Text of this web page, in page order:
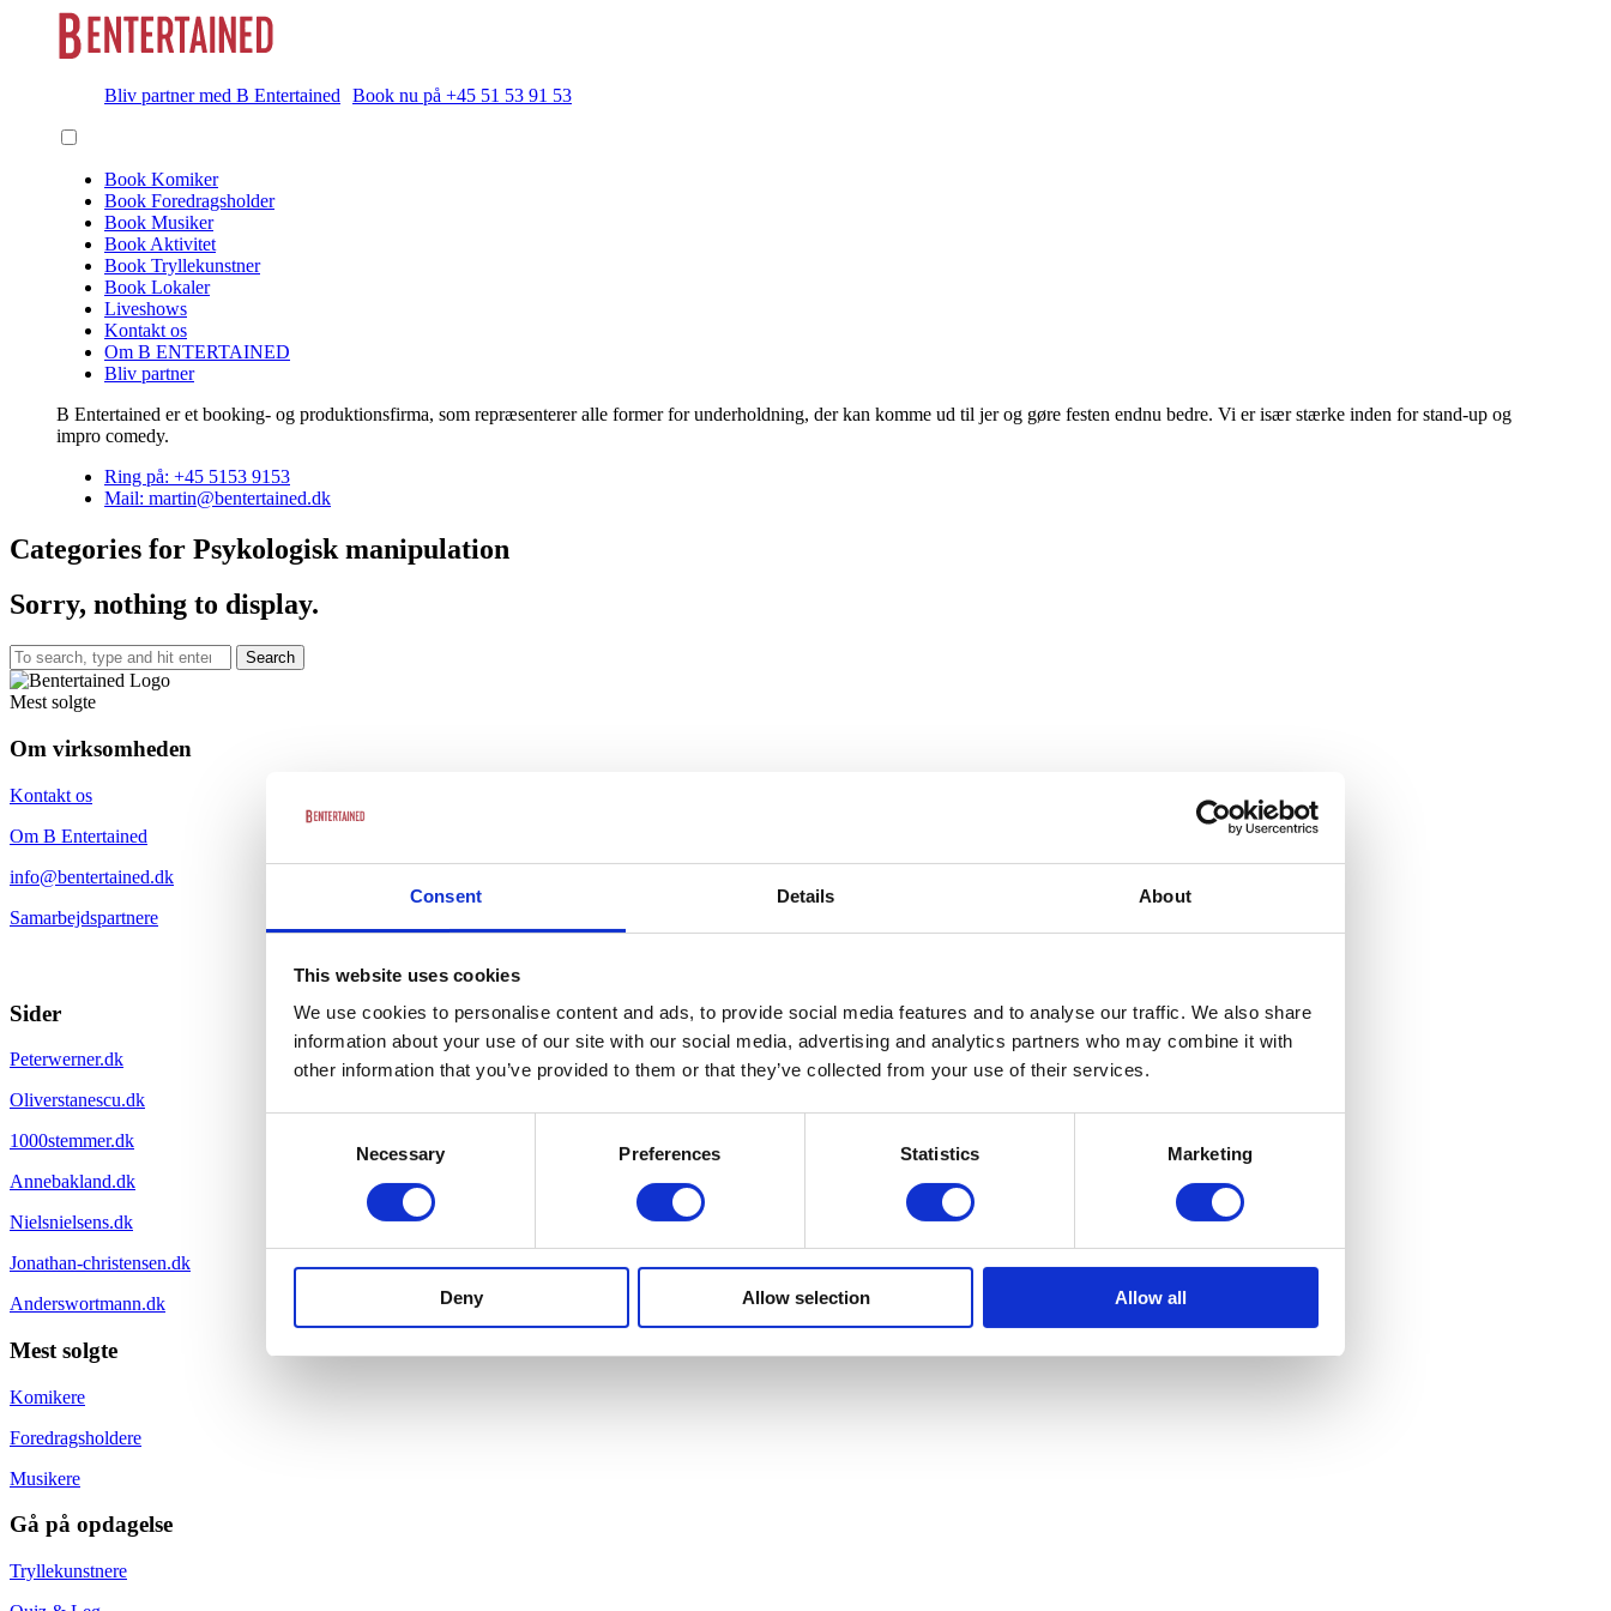
Consent Details About
This website uses cookies
We use cookies to personalise content and ads, to provide social media features and to analyse our traffic. We also share
information about your use of our site with our social media, advertising and analytics partners who may combine it with
other information that you’ve provided to them or that they’ve collected from your use of their services.
Necessary Preferences Statistics Marketing
Deny Allow selection Allow all
Bliv partner med B Entertained Book nu på +45 51 53 91 53
Book Komiker
Book Foredragsholder
Book Musiker
Book Aktivitet
Book Tryllekunstner
Book Lokaler
Liveshows
Kontakt os
Om B ENTERTAINED
Bliv partner
B Entertained er et booking- og produktionsfirma, som repræsenterer alle former for underholdning, der kan komme ud til jer og gøre festen endnu bedre. Vi er især stærke inden for stand-up og
impro comedy.
Ring på: +45 5153 9153
Mail: martin@bentertained.dk
Categories for Psykologisk manipulation
Sorry, nothing to display.
Search
Mest solgte
Om virksomheden
Kontakt os
Om B Entertained
info@bentertained.dk
Samarbejdspartnere
Sider
Peterwerner.dk
Oliverstanescu.dk
1000stemmer.dk
Annebakland.dk
Nielsnielsens.dk
Jonathan-christensen.dk
Anderswortmann.dk
Mest solgte
Komikere
Foredragsholdere
Musikere
Gå på opdagelse
Tryllekunstnere